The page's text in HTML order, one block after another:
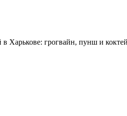
в Харькове: грогвайн, пунш и